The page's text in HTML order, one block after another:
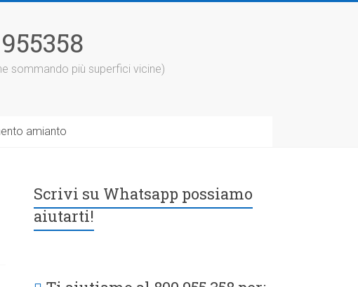
sommando più superfici vicine)
amianto
Scrivi su Whatsapp possiamo
aiutarti!